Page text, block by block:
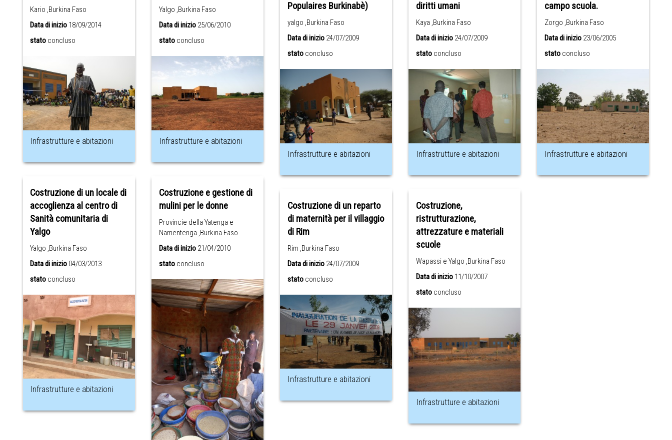
Kario ,Burkina Faso
Data di inizio 18/09/2014
stato concluso
Infrastrutture e abitazioni
Costruzione di un locale di
accoglienza al centro di
Sanità comunitaria di
Yalgo
Yalgo ,Burkina Faso
Data di inizio 04/03/2013
stato concluso
Infrastrutture e abitazioni
Yalgo ,Burkina Faso
Data di inizio25/06/2010
stato concluso
Infrastrutture e abitazioni
Costruzione e gestione di
mulini per le donne
Provincie della Yatenga e
Namentenga ,Burkina Faso
Data di inizio21/04/2010
stato concluso
Populaires Burkinabè)
yalgo ,Burkina Faso
Data di inizio24/07/2009
stato concluso
Infrastrutture e abitazioni
Costruzione di un reparto
di maternità per il villaggio
di Rim
Rim ,Burkina Faso
Data di inizio24/07/2009
stato concluso
Infrastrutture e abitazioni
diritti umani
Kaya ,Burkina Faso
Data di inizio24/07/2009
stato concluso
Infrastrutture e abitazioni
Costruzione,
ristrutturazione,
attrezzature e materiali
scuole
Wapassi e Yalgo ,Burkina Faso
Data di inizio11/10/2007
stato concluso
Infrastrutture e abitazioni
campo scuola.
Zorgo ,Burkina Faso
Data di inizio 23/06/2005
stato concluso
Infrastrutture e abitazioni